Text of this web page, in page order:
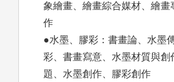
象繪畫、繪畫綜合媒材、繪畫
作
●水墨、膠彩：書畫論、水墨
彩、書畫寫意、水墨材質與創
題、水墨創作、膠彩創作